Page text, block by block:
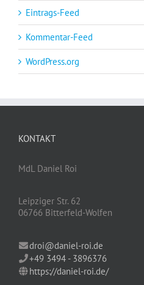
Eintrags-Feed
Kommentar-Feed
WordPress.org
KONTAKT
MdL Daniel Roi
Leipziger Str. 62
06766 Bitterfeld-Wolfen
droi@daniel-roi.de
+49 3494 - 3896376
https://daniel-roi.de/